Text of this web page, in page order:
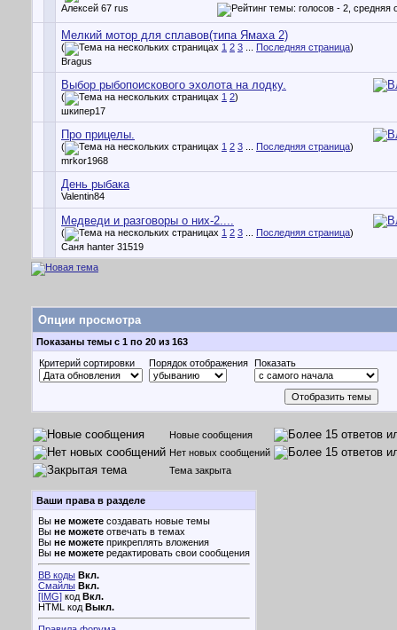
Алексей 67 rus
Мелкий мотор для сплавов(типа Ямаха 2)
( 1 2 3 Последняя страница)
Bragus
Выбор рыбопоискового эхолота на лодку.
( 1 2)
шкипер17
Про прицелы.
( 1 2 3 Последняя страница)
mrkor1968
День рыбака
Valentin84
Медведи и разговоры о них-2....
( 1 2 3 Последняя страница)
Саня hanter 31519
Опции просмотра
Показаны темы с 1 по 20 из 163
Критерий сортировки
Порядок отображения Показать
Новые сообщения
Нет новых сообщений
Тема закрыта
Ваши права в разделе
Вы не можете создавать новые темы
Вы не можете отвечать в темах
Вы не можете прикреплять вложения
Вы не можете редактировать свои сообщения
BB коды Вкл.
Смайлы Вкл.
[IMG] код Вкл.
HTML код Выкл.